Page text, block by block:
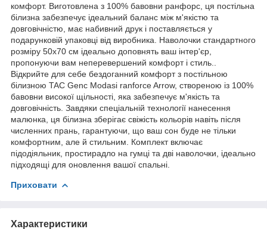
комфорт. Виготовлена з 100% бавовни ранфорс, ця постільна
білизна забезпечує ідеальний баланс між м'якістю та
довговічністю, має набивний друк і поставляється у
подарунковій упаковці від виробника. Наволочки стандартного
розміру 50x70 см ідеально доповнять ваш інтер'єр,
пропонуючи вам неперевершений комфорт і стиль..
Відкрийте для себе бездоганний комфорт з постільною
білизною TAC Genc Modasi ranforce Arrow, створеною із 100%
бавовни високої щільності, яка забезпечує м'якість та
довговічність. Завдяки спеціальній технології нанесення
малюнка, ця білизна зберігає свіжість кольорів навіть після
численних прань, гарантуючи, що ваш сон буде не тільки
комфортним, але й стильним. Комплект включає
підодіяльник, простирадло на гумці та дві наволочки, ідеально
підходящі для оновлення вашої спальні.
Приховати
Характеристики